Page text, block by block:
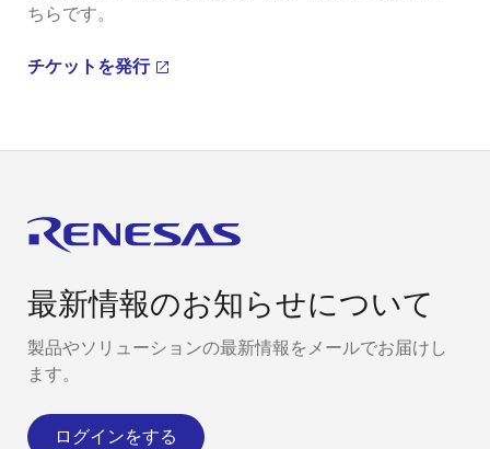
ちらです。
チケットを発行
最新情報のお知らせについて
製品やソリューションの最新情報をメールでお届けし
ます。
ログインをする